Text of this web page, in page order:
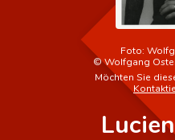
Erweiterte Suche
Häufige Fragen und
Foto:
©Wolfgang
Möchten Sie